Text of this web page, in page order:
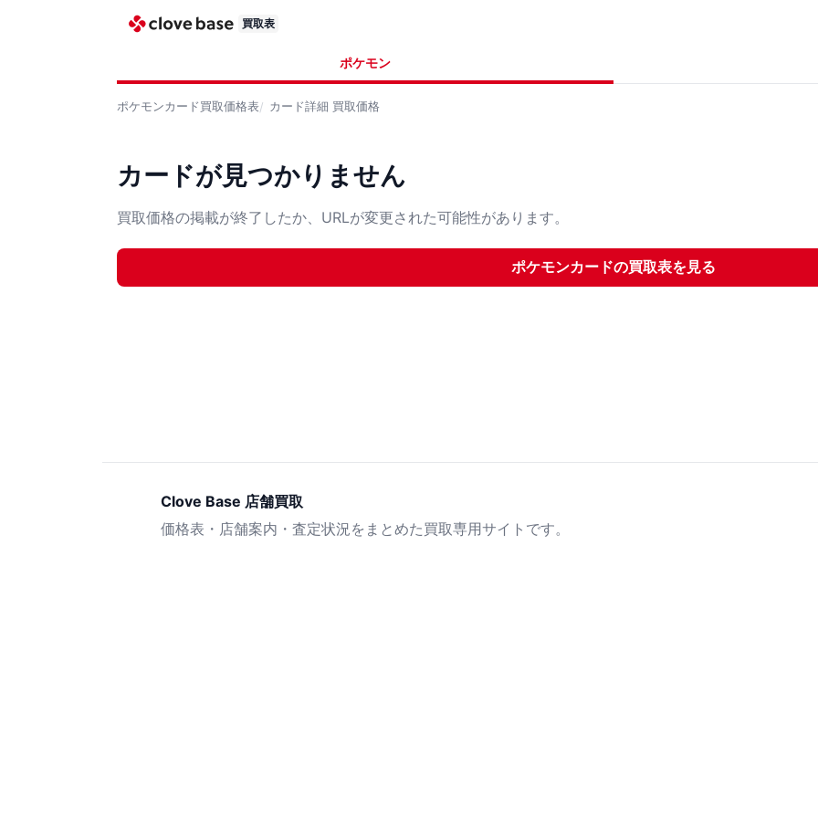
買取表
ポケモン
ポケモンカード買取価格表 カード詳細 買取価格
カードが見つかりません
買取価格の掲載が終了したか、URLが変更された可能性があります。
ポケモンカードの買取表を見る
Clove Base 店舗買取
価格表・店舗案内・査定状況をまとめた買取専用サイトです。